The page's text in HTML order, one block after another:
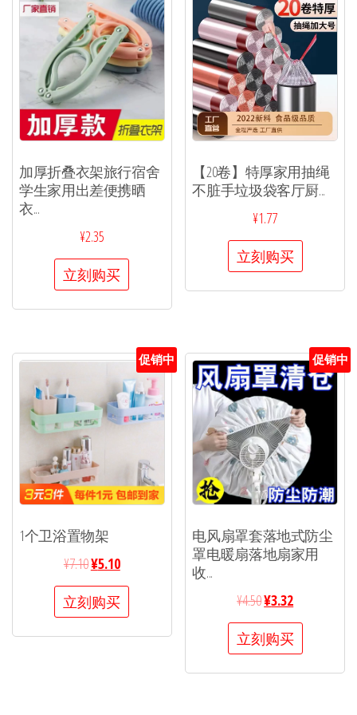
加厚折叠衣架旅行宿舍
学生家用出差便携晒
衣...
¥2.35
立刻购买
【20卷】特厚家用抽绳
不脏手垃圾袋客厅厨...
¥1.77
立刻购买
促销中
1个卫浴置物架
¥7.10¥5.10
立刻购买
促销中
电风扇罩套落地式防尘
罩电暖扇落地扇家用
收...
¥4.50¥3.32
立刻购买